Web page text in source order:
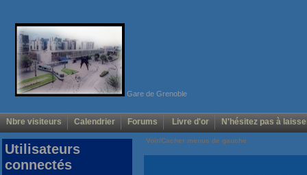
Gare de Grenoble
Nbre visiteurs Calendrier Forums Livre d'or N'hésitez pas à
Voir/Cacher menus de gauche
Utilisateurs
connectés